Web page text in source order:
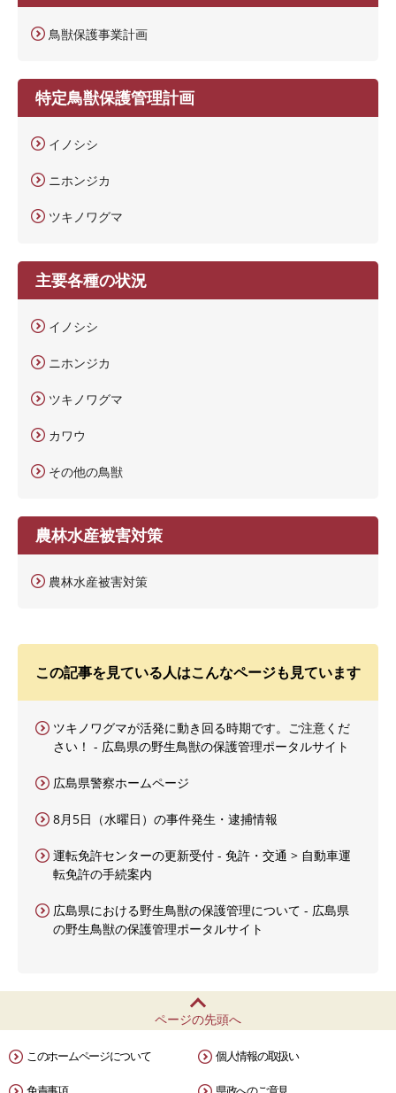
鳥獣保護事業計画
特定鳥獣保護管理計画
イノシシ
ニホンジカ
ツキノワグマ
主要各種の状況
イノシシ
ニホンジカ
ツキノワグマ
カワウ
その他の鳥獣
農林水産被害対策
農林水産被害対策
この記事を見ている人はこんなページも見ています
ツキノワグマが活発に動き回る時期です。ご注意くだ
さい！ - 広島県の野生鳥獣の保護管理ポータルサイト
広島県警察ホームページ
8月5日（水曜日）の事件発生・逮捕情報
運転免許センターの更新受付 - 免許・交通 > 自動車運
転免許の手続案内
広島県における野生鳥獣の保護管理について - 広島県
の野生鳥獣の保護管理ポータルサイト
ページの先頭へ
このホームページについて 個人情報の取扱い